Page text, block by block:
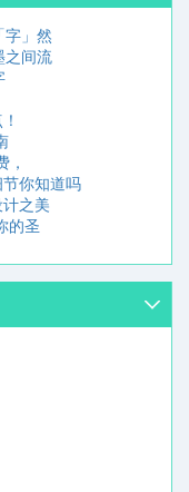
」然
之间流
，
你知道吗
之美
的圣